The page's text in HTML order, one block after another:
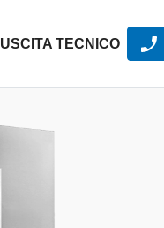
USCITA TECNICO